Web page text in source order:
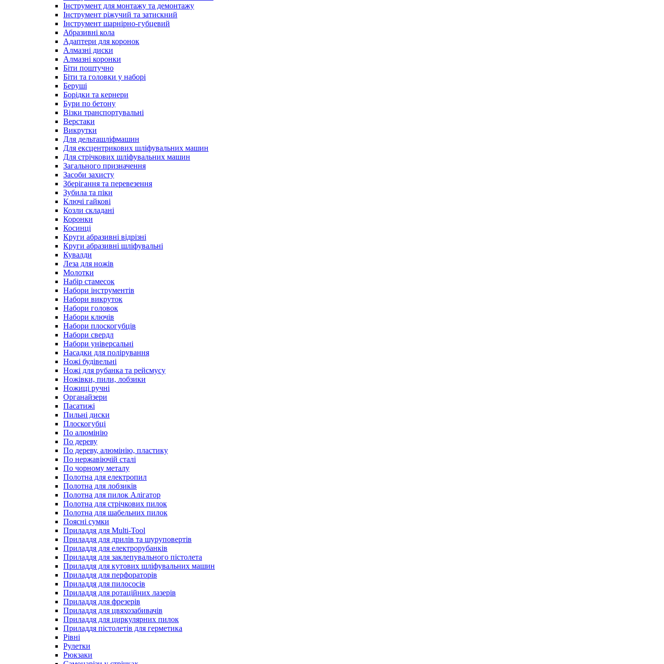
Інструмент для монтажу та демонтажу
Інструмент ріжучий та затискний
Інструмент шарнірно-губцевий
Абразивні кола
Адаптери для коронок
Алмазні диски
Алмазні коронки
Біти поштучно
Біти та головки у наборі
Беруші
Борідки та кернери
Бури по бетону
Візки транспортувальні
Верстаки
Викрутки
Для дельташліфмашин
Для ексцентрикових шліфувальних машин
Для стрічкових шліфувальних машин
Загального призначення
Засоби захисту
Зберігання та перевезення
Зубила та піки
Ключі гайкові
Козли складані
Коронки
Косинці
Круги абразивні відрізні
Круги абразивні шліфувальні
Кувалди
Леза для ножів
Молотки
Набір стамесок
Набори інструментів
Набори викруток
Набори головок
Набори ключів
Набори плоскогубців
Набори свердл
Набори універсальні
Насадки для полірування
Ножі будівельні
Ножі для рубанка та рейсмусу
Ножівки, пили, лобзики
Ножиці ручні
Органайзери
Пасатижі
Пильні диски
Плоскогубці
По алюмінію
По дереву
По дереву, алюмінію, пластику
По нержавіючій сталі
По чорному металу
Полотна для електропил
Полотна для лобзиків
Полотна для пилок Алігатор
Полотна для стрічкових пилок
Полотна для шабельних пилок
Поясні сумки
Приладдя для Multi-Tool
Приладдя для дрилів та шуруповертів
Приладдя для електрорубанків
Приладдя для заклепувального пістолета
Приладдя для кутових шліфувальних машин
Приладдя для перфораторів
Приладдя для пилососів
Приладдя для ротаційних лазерів
Приладдя для фрезерів
Приладдя для цвяхозабивачів
Приладдя для циркулярних пилок
Приладдя пістолетів для герметика
Рівні
Рулетки
Рюкзаки